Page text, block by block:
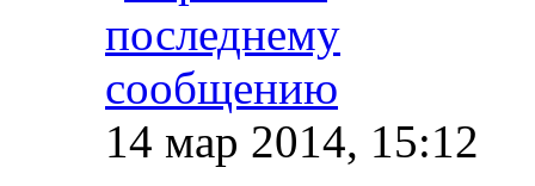
14 мар 2014, 15:12